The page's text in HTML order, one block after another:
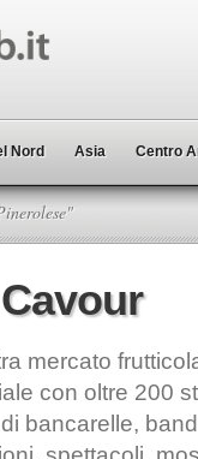
Nord Asia Centro
mercato
con oltre 200
bancarelle,